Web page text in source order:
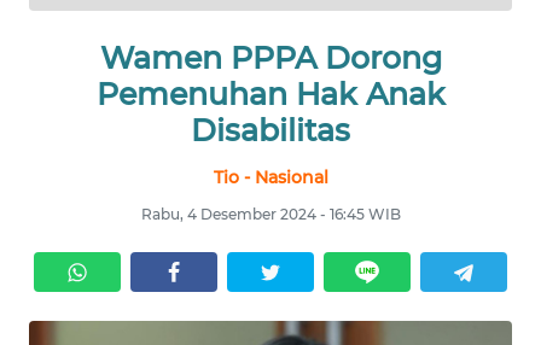
Wamen PPPA Dorong
Pemenuhan Hak Anak
Disabilitas
Tio - Nasional
Rabu, 4 Desember 2024 - 16:45 WIB
NASIONAL
KRIMINAL
EKUIN